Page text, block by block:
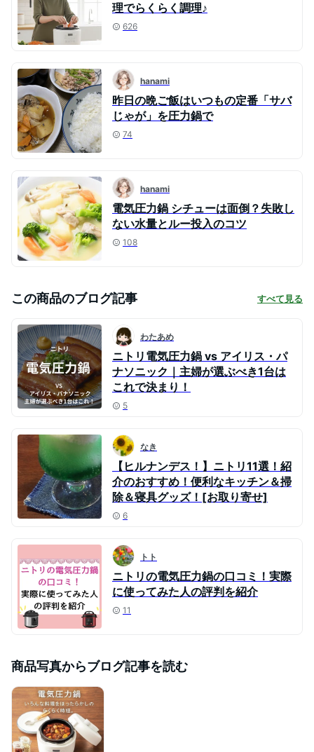
理でらくらく調理♪
626
hanami
昨日の晩ご飯はいつもの定番「サバ
じゃが」を圧力鍋で
74
hanami
電気圧力鍋 シチューは面倒？失敗し
ない水量とルー投入のコツ
108
この商品のブログ記事 すべて見る
わたあめ
ニトリ電気圧力鍋 vs アイリス・パ
ナソニック｜主婦が選ぶべき1台は
これで決まり！
5
なき
【ヒルナンデス！】ニトリ11選！紹
介のおすすめ！便利なキッチン＆掃
除＆寝具グッズ！[お取り寄せ]
6
トト
ニトリの電気圧力鍋の口コミ！実際
に使ってみた人の評判を紹介
11
商品写真からブログ記事を読む